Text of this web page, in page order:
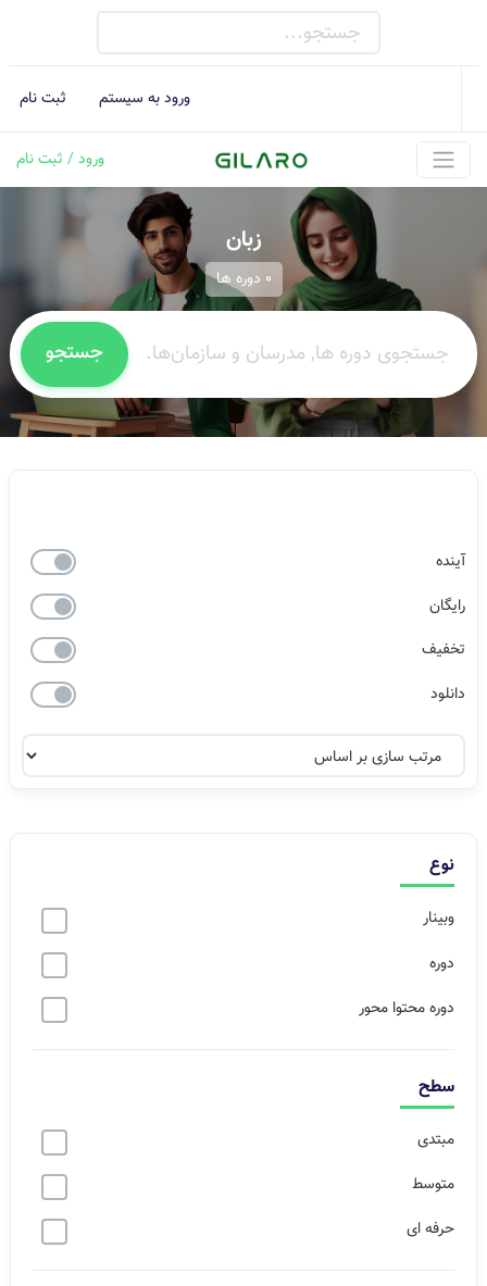
ورود به سیستم ثبت نام
ورود / ثبت نام
زبان
0 دوره ها
جستجو
آینده
رایگان
تخفیف
دانلود
نوع
وبینار
دوره
دوره محتوا محور
سطح
مبتدی
متوسط
حرفه ای